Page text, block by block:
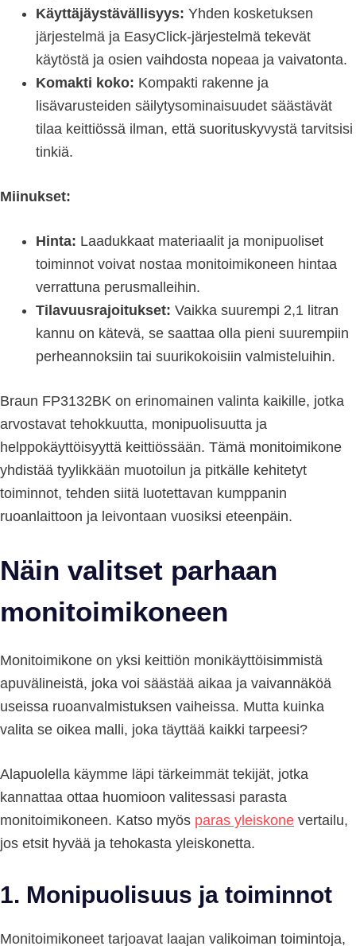
Käyttäjäystävällisyys: Yhden kosketuksen
järjestelmä ja EasyClick-järjestelmä tekevät
käytöstä ja osien vaihdosta nopeaa ja vaivatonta.
Komakti koko: Kompakti rakenne ja
lisävarusteiden säilytysominaisuudet säästävät
tilaa keittiössä ilman, että suorituskyvystä tarvitsisi
tinkiä.
Miinukset:
Hinta: Laadukkaat materiaalit ja monipuoliset
toiminnot voivat nostaa monitoimikoneen hintaa
verrattuna perusmalleihin.
Tilavuusrajoitukset: Vaikka suurempi 2,1 litran
kannu on kätevä, se saattaa olla pieni suurempiin
perheannoksiin tai suurikokoisiin valmisteluihin.
Braun FP3132BK on erinomainen valinta kaikille, jotka
arvostavat tehokkuutta, monipuolisuutta ja
helppokäyttöisyyttä keittiössään. Tämä monitoimikone
yhdistää tyylikkään muotoilun ja pitkälle kehitetyt
toiminnot, tehden siitä luotettavan kumppanin
ruoanlaittoon ja leivontaan vuosiksi eteenpäin.
Näin valitset parhaan
monitoimikoneen
Monitoimikone on yksi keittiön monikäyttöisimmistä
apuvälineistä, joka voi säästää aikaa ja vaivannäköä
useissa ruoanvalmistuksen vaiheissa. Mutta kuinka
valita se oikea malli, joka täyttää kaikki tarpeesi?
Alapuolella käymme läpi tärkeimmät tekijät, jotka
kannattaa ottaa huomioon valitessasi parasta
monitoimikoneen. Katso myös paras yleiskone vertailu,
jos etsit hyvää ja tehokasta yleiskonetta.
1. Monipuolisuus ja toiminnot
Monitoimikoneet tarjoavat laajan valikoiman toimintoja,